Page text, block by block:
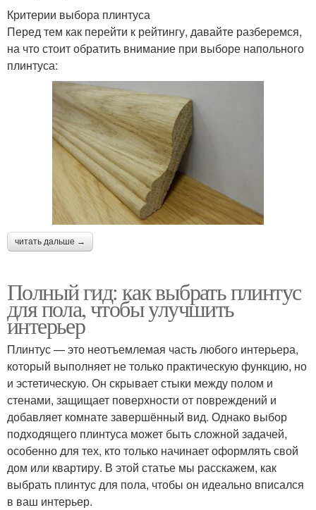
Критерии выбора плинтуса
Перед тем как перейти к рейтингу, давайте разберемся,
на что стоит обратить внимание при выборе напольного
плинтуса:
читать дальше →
Полный гид: как выбрать плинтус
для пола, чтобы улучшить
интерьер
Плинтус — это неотъемлемая часть любого интерьера,
который выполняет не только практическую функцию, но
и эстетическую. Он скрывает стыки между полом и
стенами, защищает поверхности от повреждений и
добавляет комнате завершённый вид. Однако выбор
подходящего плинтуса может быть сложной задачей,
особенно для тех, кто только начинает оформлять свой
дом или квартиру. В этой статье мы расскажем, как
выбрать плинтус для пола, чтобы он идеально вписался
в ваш интерьер.